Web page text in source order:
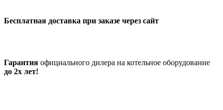
Бесплатная доставка при заказе через сайт
Гарантия официального дилера на котельное оборудование
до 2х лет!